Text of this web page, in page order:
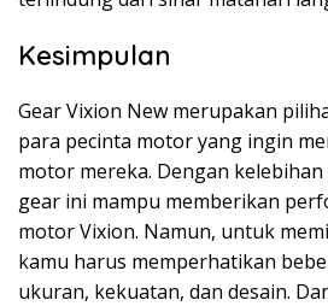
Kesimpulan
Gear Vixion New merupakan
para pecinta motor yang ingin
motor mereka. Dengan
gear ini mampu memberikan
motor Vixion. Namun, untuk
kamu harus memperhatikan
ukuran, kekuatan, dan desain.